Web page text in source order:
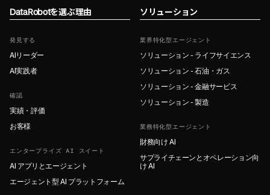
DataRobotを選ぶ理由
発見する
AIリーダー
AI実践者
確認
実績・評価
お客様
エンタープライズ AI スイート
AI アプリとエージェント
エージェント型 AI プラットフォーム
ソリューション
業界特化型エージェント
ソリューション - ライフサイエンス
ソリューション - 石油・ガス
ソリューション - 金融サービス
ソリューション - 製造
業務特化型エージェント
財務向け AI
サプライチェーンとオペレーション向
け AI